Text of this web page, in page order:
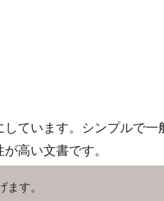
ています。シンプルで一
高い文書です。
す。